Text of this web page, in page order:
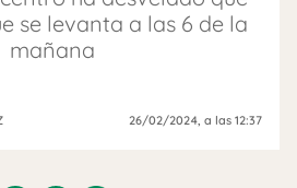
se levanta a las 6 de la
mañana
26/02/2024, a las 12:37